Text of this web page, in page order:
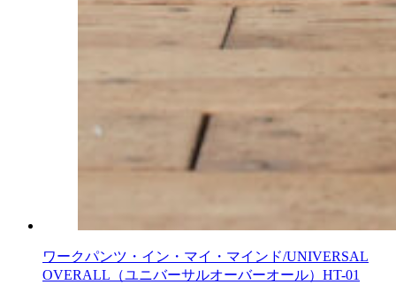
ワークパンツ・イン・マイ・マインド/UNIVERSAL
OVERALL（ユニバーサルオーバーオール）HT-01